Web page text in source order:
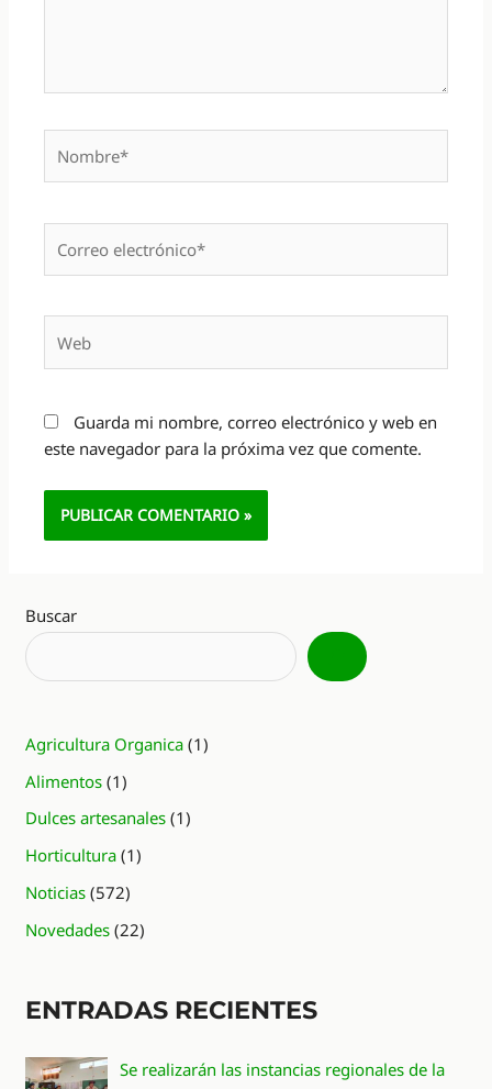
electrónico*
Guarda mi nombre, correo electrónico y web en
este navegador para la próxima vez que comente.
Buscar
Agricultura Organica (1)
Alimentos (1)
Dulces artesanales (1)
Horticultura (1)
Noticias (572)
Novedades (22)
ENTRADAS RECIENTES
Se realizarán las instancias regionales de la